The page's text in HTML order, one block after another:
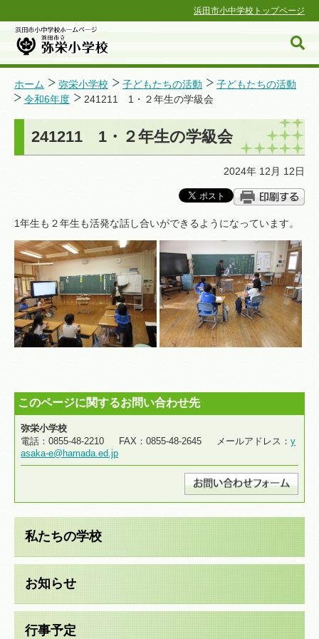
浜田市小中学校トップページ
浜田市小中学校ホームページ
ホーム 弥栄小学校 子どもたちの活動
子どもたちの活動
令和6年度
241211 1・２年生の学級会
241211 1・２年生の学級会
2024年 12月 12日
1年生も２年生も活発な話し合いができるようになっています。
このページに関するお問い合わせ先
弥栄小学校
電話：0855-48-2210 FAX：0855-48-2645 メールアドレス： y
asaka-e@hamada.ed.jp
私たちの学校
お知らせ
行事予定